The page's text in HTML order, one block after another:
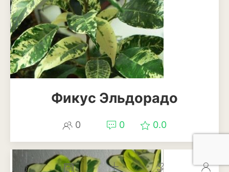
Фикус Эльдорадо
0 0 0.0